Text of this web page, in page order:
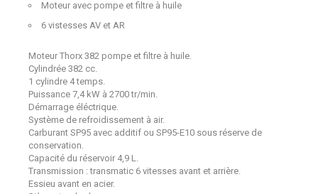
Moteur avec pompe et filtre à huile
6 vistesses AV et AR
Moteur Thorx 382 pompe et filtre à huile.
Cylindrée 382 cc.
1 cylindre 4 temps.
Puissance 7,4 kW à 2700 tr/min.
Démarrage éléctrique.
Système de refroidissement à air.
Carburant SP95 avec additif ou SP95-E10 sous réserve de
conservation.
Capacité du réservoir 4,9 L.
Transmission : transmatic 6 vitesses avant et arrière.
Essieu avant en acier.